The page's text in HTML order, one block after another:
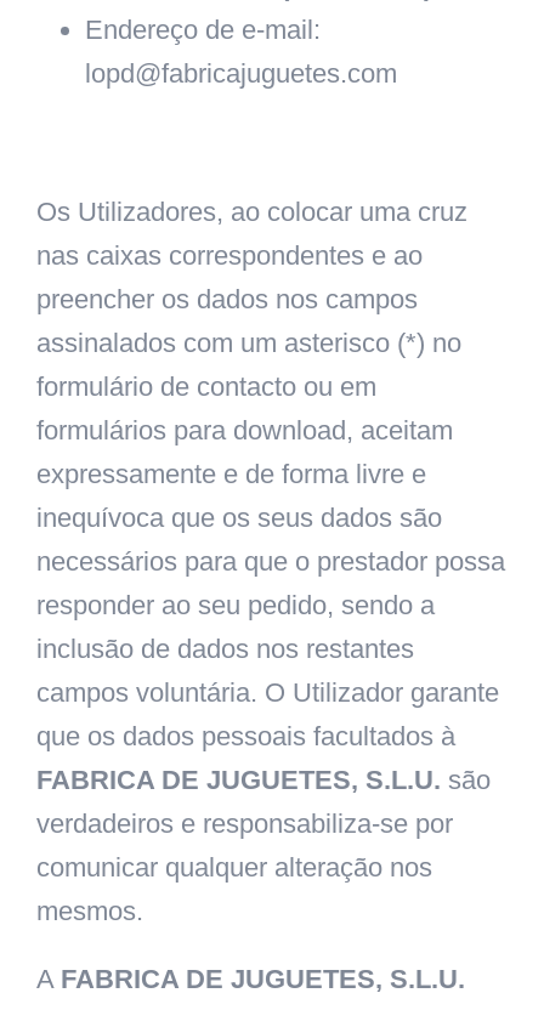
Endereço de e-mail:
lopd@fabricajuguetes.com
Os Utilizadores, ao colocar uma cruz
nas caixas correspondentes e ao
preencher os dados nos campos
assinalados com um asterisco (*) no
formulário de contacto ou em
formulários para download, aceitam
expressamente e de forma livre e
inequívoca que os seus dados são
necessários para que o prestador possa
responder ao seu pedido, sendo a
inclusão de dados nos restantes
campos voluntária. O Utilizador garante
que os dados pessoais facultados à
FABRICA DE JUGUETES, S.L.U. são
verdadeiros e responsabiliza-se por
comunicar qualquer alteração nos
mesmos.
A FABRICA DE JUGUETES, S.L.U.